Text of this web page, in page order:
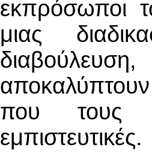
εκπρόσωποι
μιας
που τους
εμπιστευτικές.